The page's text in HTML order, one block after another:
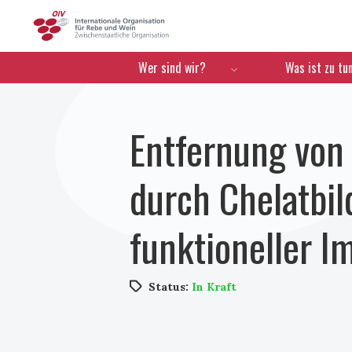
Menú de navegación
Wer sind wir? Was ist zu
Entfernung
durch
funktioneller
Status: In Kraft